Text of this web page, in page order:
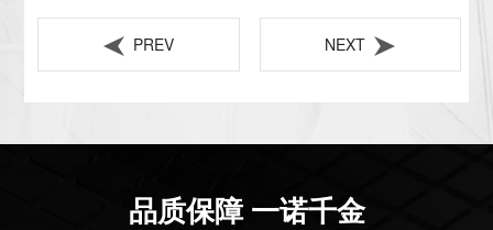
PREV NEXT
品质保障 一诺千金